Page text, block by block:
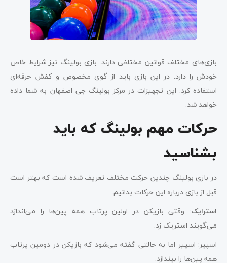
بازی‌های مختلف قوانین مختلفی دارند. بازی بولینگ نیز شرایط خاص
خودش را دارد. در این بازی باید از گوی مخصوص و کفش حرفه‌ای
استفاده کرد. این تجهیزات در مرکز بولینگ جی اصفهان به شما داده
خواهد شد.
حرکات مهم بولینگ که باید
بشناسید
در بازی بولینگ چندین حرکت مختلف تعریف شده است که بهتر است
قبل از بازی درباره این حرکات بدانیم.
استرایک: وقتی بازیکن در اولین پرتاب همه پین‌ها را می‌اندازد
می‌گویند استریک زد.
اسپیر: اسپیر اما به حالتی گفته می‌شود که بازیکن در دومین پرتاب
همه پین‌ها را بیندازد.